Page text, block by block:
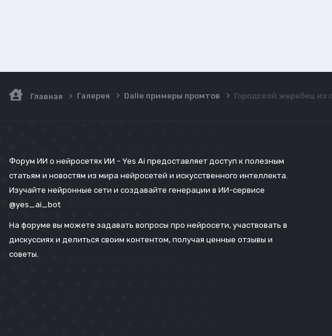
Главная Галерея Dalle примеры промтов Городской жеребец из
Форум ИИ о нейросетях ИИ - Yes Ai предоставляет доступ к полезным
статьям и новостям из мира нейросетей и искусственного интеллекта.
Изучайте нейронные сети и создавайте генерации в ИИ-сервисе
@yes_ai_bot
На форуме вы можете задавать вопросы про нейросети, участвовать в
дискуссиях и делиться своим контентом, получая ценные отзывы и
советы.